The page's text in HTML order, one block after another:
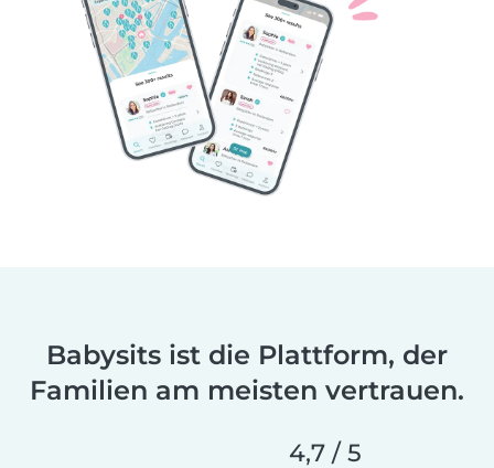
Babysits ist die Plattform, der
Familien am meisten vertrauen.
4,7 / 5